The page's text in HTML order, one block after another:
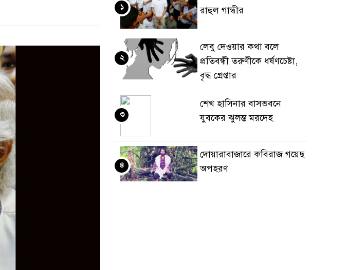
রাহুল গান্ধীর
১
লেবু দেওয়ার কথা বলে
প্রতিবন্ধী তরুণীকে ধর্ষণচেষ্টা,
বৃদ্ধ গ্রেপ্তার
২
শেখ হাসিনার বাসভবনে
যুবকের ঝুলন্ত মরদেহ
৩
দোয়ারাবাজারে কবিরাজ গয়েছ
অপহরণ
৪